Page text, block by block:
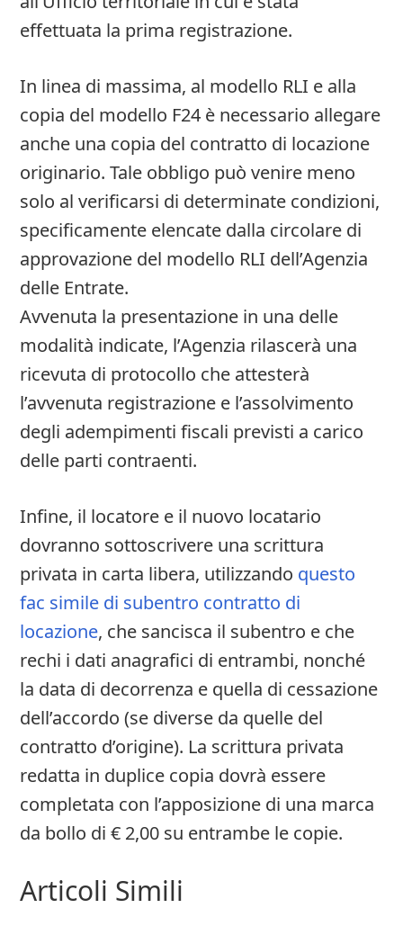
effettuata la prima registrazione.
In linea di massima, al modello RLI e alla
copia del modello F24 è necessario allegare
anche una copia del contratto di locazione
originario. Tale obbligo può venire meno
solo al verificarsi di determinate condizioni,
specificamente elencate dalla circolare di
approvazione del modello RLI dell’Agenzia
delle Entrate.
Avvenuta la presentazione in una delle
modalità indicate, l’Agenzia rilascerà una
ricevuta di protocollo che attesterà
l’avvenuta registrazione e l’assolvimento
degli adempimenti fiscali previsti a carico
delle parti contraenti.
Infine, il locatore e il nuovo locatario
dovranno sottoscrivere una scrittura
privata in carta libera, utilizzando questo
fac simile di subentro contratto di
locazione, che sancisca il subentro e che
rechi i dati anagrafici di entrambi, nonché
la data di decorrenza e quella di cessazione
dell’accordo (se diverse da quelle del
contratto d’origine). La scrittura privata
redatta in duplice copia dovrà essere
completata con l’apposizione di una marca
da bollo di € 2,00 su entrambe le copie.
Articoli Simili